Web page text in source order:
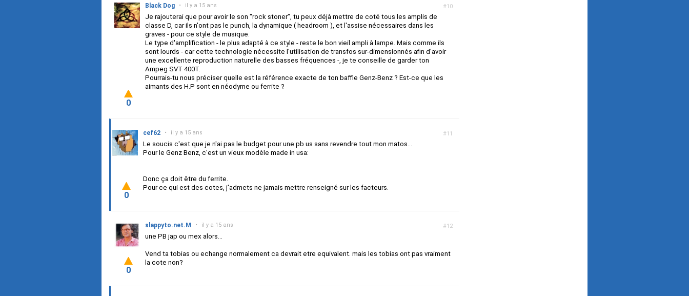
#10
Black Dog • il y a 15 ans
Je rajouterai que pour avoir le son "rock stoner", tu peux déjà mettre de coté tous les amplis de
classe D, car ils n'ont pas le punch, la dynamique ( headroom ), et l'assise nécessaires dans les
graves - pour ce style de musique.
Le type d'amplification - le plus adapté à ce style - reste le bon vieil ampli à lampe. Mais comme ils
sont lourds - car cette technologie nécessite l'utilisation de transfos sur-dimensionnés afin d'avoir
une excellente reproduction naturelle des basses fréquences -, je te conseille de garder ton
Ampeg SVT 400T.
Pourrais-tu nous préciser quelle est la référence exacte de ton baffle Genz-Benz ? Est-ce que les
aimants des H.P sont en néodyme ou ferrite ?
0
#11
cef62 • il y a 15 ans
Le soucis c'est que je n'ai pas le budget pour une pb us sans revendre tout mon matos...
Pour le Genz Benz, c'est un vieux modèle made in usa:
Donc ça doit être du ferrite.
Pour ce qui est des cotes, j'admets ne jamais mettre renseigné sur les facteurs.
0
#12
slappyto.net.M • il y a 15 ans
une PB jap ou mex alors...
Vend ta tobias ou echange normalement ca devrait etre equivalent. mais les tobias ont pas vraiment
la cote non?
0